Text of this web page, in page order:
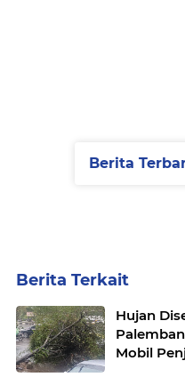
Berita Terkait
Hujan
Mobil
Berita